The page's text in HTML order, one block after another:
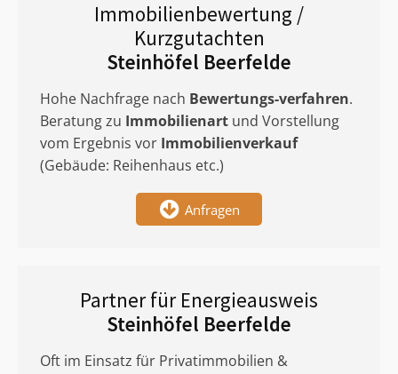
Immobilienbewertung /
Kurzgutachten
Steinhöfel Beerfelde
Hohe Nachfrage nach Bewertungs-verfahren.
Beratung zu Immobilienart und Vorstellung
vom Ergebnis vor Immobilienverkauf
(Gebäude: Reihenhaus etc.)
Anfragen
Partner für Energieausweis
Steinhöfel Beerfelde
Oft im Einsatz für Privatimmobilien &